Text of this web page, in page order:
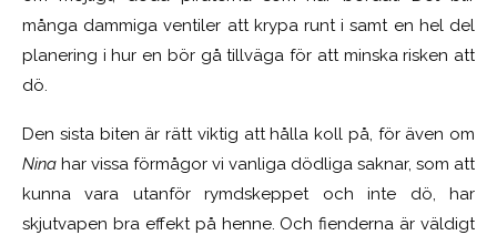
många dammiga ventiler att krypa runt i samt en hel del
planering i hur en bör gå tillväga för att minska risken att
dö.
Den sista biten är rätt viktig att hålla koll på, för även om
Nina har vissa förmågor vi vanliga dödliga saknar, som att
kunna vara utanför rymdskeppet och inte dö, har
skjutvapen bra effekt på henne. Och fienderna är väldigt